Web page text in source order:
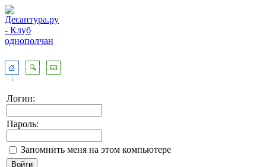
Логин:
Пароль:
Запомнить меня на этом компьютере